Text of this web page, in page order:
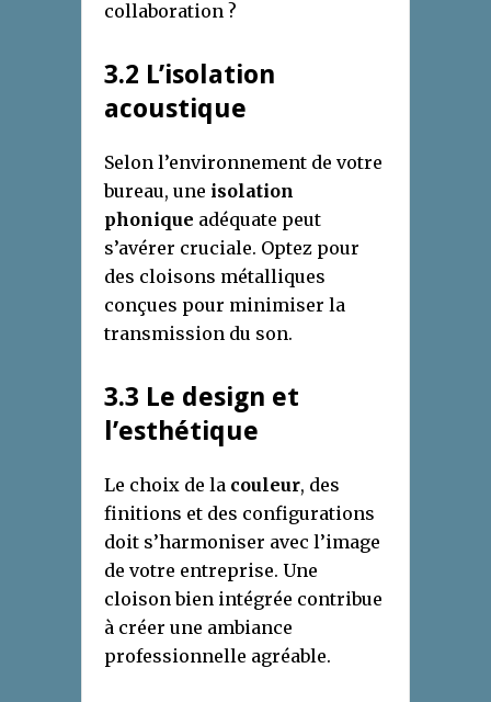
collaboration ?
3.2 L’isolation
acoustique
Selon l’environnement de votre
bureau, une isolation
phonique adéquate peut
s’avérer cruciale. Optez pour
des cloisons métalliques
conçues pour minimiser la
transmission du son.
3.3 Le design et
l’esthétique
Le choix de la couleur, des
finitions et des configurations
doit s’harmoniser avec l’image
de votre entreprise. Une
cloison bien intégrée contribue
à créer une ambiance
professionnelle agréable.